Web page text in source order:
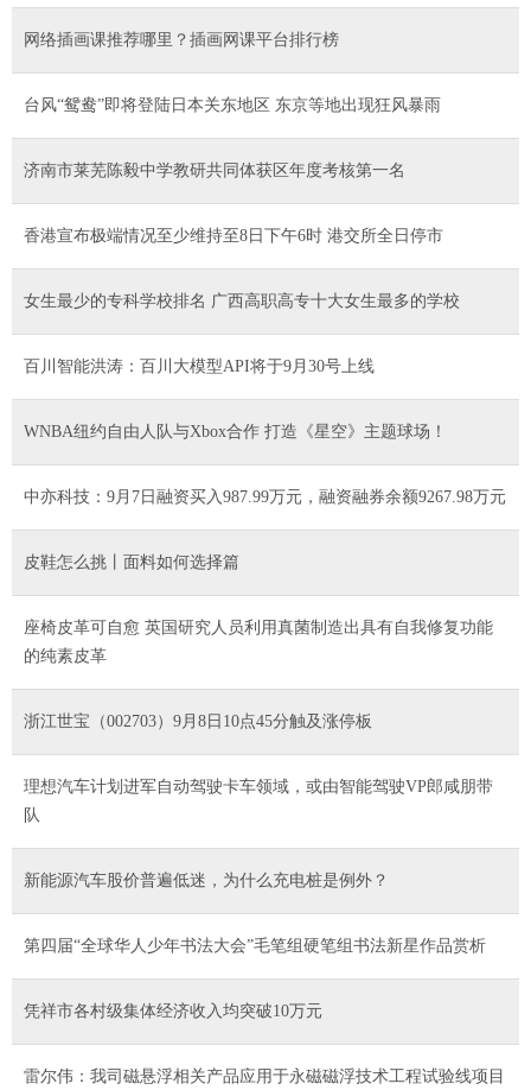
网络插画课推荐哪里？插画网课平台排行榜
台风“鸳鸯”即将登陆日本关东地区 东京等地出现狂风暴雨
济南市莱芜陈毅中学教研共同体获区年度考核第一名
香港宣布极端情况至少维持至8日下午6时 港交所全日停市
女生最少的专科学校排名 广西高职高专十大女生最多的学校
百川智能洪涛：百川大模型API将于9月30号上线
WNBA纽约自由人队与Xbox合作 打造《星空》主题球场！
中亦科技：9月7日融资买入987.99万元，融资融券余额9267.98万元
皮鞋怎么挑丨面料如何选择篇
座椅皮革可自愈 英国研究人员利用真菌制造出具有自我修复功能
的纯素皮革
浙江世宝（002703）9月8日10点45分触及涨停板
理想汽车计划进军自动驾驶卡车领域，或由智能驾驶VP郎咸朋带
队
新能源汽车股价普遍低迷，为什么充电桩是例外？
第四届“全球华人少年书法大会”毛笔组硬笔组书法新星作品赏析
凭祥市各村级集体经济收入均突破10万元
雷尔伟：我司磁悬浮相关产品应用于永磁磁浮技术工程试验线项目